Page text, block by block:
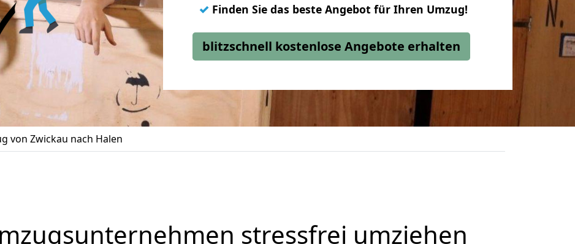
✓ Finden Sie das beste Angebot für Ihren Umzug!
blitzschnell kostenlose Angebote erhalten
von Zwickau nach Halen
stressfrei umziehen